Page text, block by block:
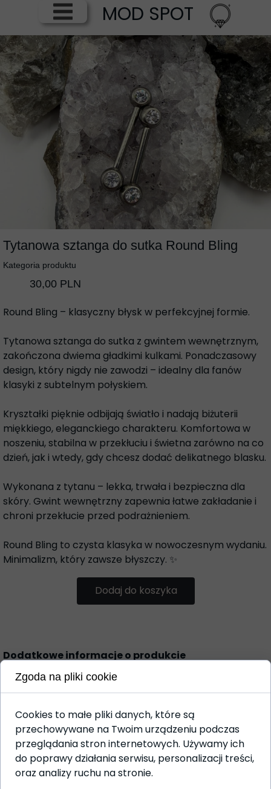
MOD SPOT
Kategoria produktu
Dodaj do koszyka
Round Bling – klasyczny błysk w perfekcyjnej formie.
Tytanowa sztanga do sutka z gwintem wewnętrznym,
zakończona dwiema gładkimi kulkami. Ponadczasowy
design, który nigdy nie zawodzi – idealny dla fanów
klasyki z subtelnym połyskiem.
Kryształki pięknie odbijają światło i nadają biżuterii
miękkiego, eleganckiego charakteru. Komfortowa w
noszeniu, stabilna w przekłuciu i świetna zarówno na co
dzień, jak i wtedy, gdy chcesz dodać delikatnego blasku.
Wykonana z tytanu – lekka, trwała i bezpieczna dla
skóry. Gwint wewnętrzny zapewnia łatwe zakładanie i
chroni przekłucie przed podrażnieniem.
Round Bling to czysta klasyka w nowoczesnym wydaniu.
Minimalizm, który zawsze błyszczy. ✨
30,00 PLN
Tytanowa sztanga do sutka Round Bling
Dodatkowe informacje o produkcie
Materiał: wysokiej jakości tytan ASTM F136 –
hipoalergiczny, bezpieczny dla skóry i w 100%
kompatybilny z przekłuciami.
Grubość pręta: 1,6 mm
Średnica kólek: 5 mm
Gwint zewnętrzny
Zgoda na pliki cookie
Cookies to małe pliki danych, które są
przechowywane na Twoim urządzeniu podczas
przeglądania stron internetowych. Używamy ich
do poprawy działania serwisu, personalizacji treści,
oraz analizy ruchu na stronie.